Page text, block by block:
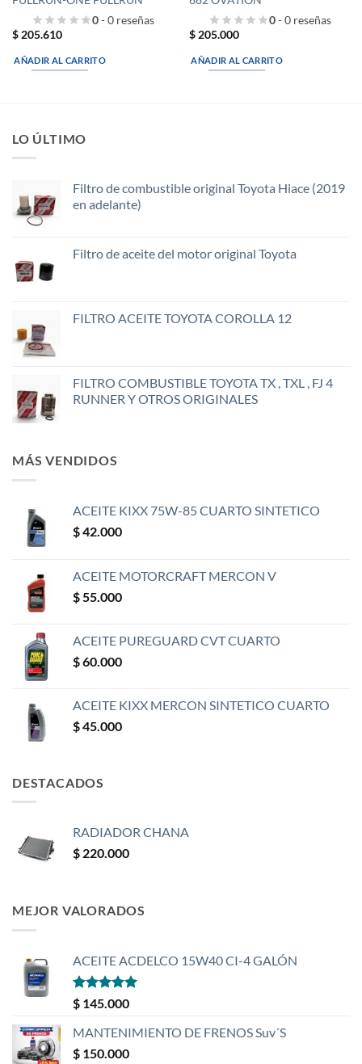
0- 0 reseñas
$205.610
AÑADIR AL CARRITO
0- 0 reseñas
$205.000
AÑADIR AL CARRITO
LO ÚLTIMO
Filtro de combustible original Toyota Hiace (2019
en adelante)
Filtro de aceite del motor original Toyota
FILTRO ACEITE TOYOTA COROLLA 12
FILTRO COMBUSTIBLE TOYOTA TX , TXL , FJ 4
RUNNER Y OTROS ORIGINALES
MÁS VENDIDOS
ACEITE KIXX 75W-85 CUARTO SINTETICO
$42.000
ACEITE MOTORCRAFT MERCON V
$ 55.000
ACEITE PUREGUARD CVT CUARTO
$60.000
ACEITE KIXX MERCON SINTETICO CUARTO
$45.000
DESTACADOS
RADIADOR CHANA
$ 220.000
MEJOR VALORADOS
ACEITE ACDELCO 15W40 CI-4 GALÓN
Valorado
con
$ 145.000
MANTENIMIENTO DE FRENOS Suv´S
$ 150.000